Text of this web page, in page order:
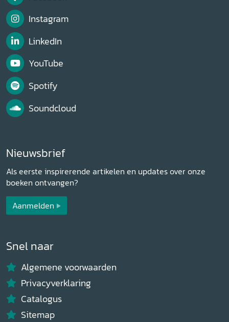
Instagram
LinkedIn
YouTube
Spotify
Soundcloud
Nieuwsbrief
Als eerste inspirerende artikelen en updates over onze
boeken ontvangen?
Aanmelden
Snel naar
Algemene voorwaarden
Privacyverklaring
Catalogus
Sitemap